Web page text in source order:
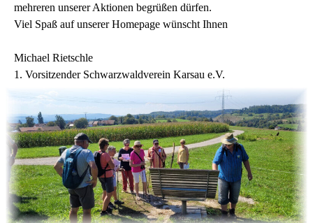
mehreren unserer Aktionen begrüßen dürfen.
Viel Spaß auf unserer Homepage wünscht Ihnen
Michael Rietschle
1. Vorsitzender Schwarzwaldverein Karsau e.V.
Wegpunkt bei der Suchtour 2023